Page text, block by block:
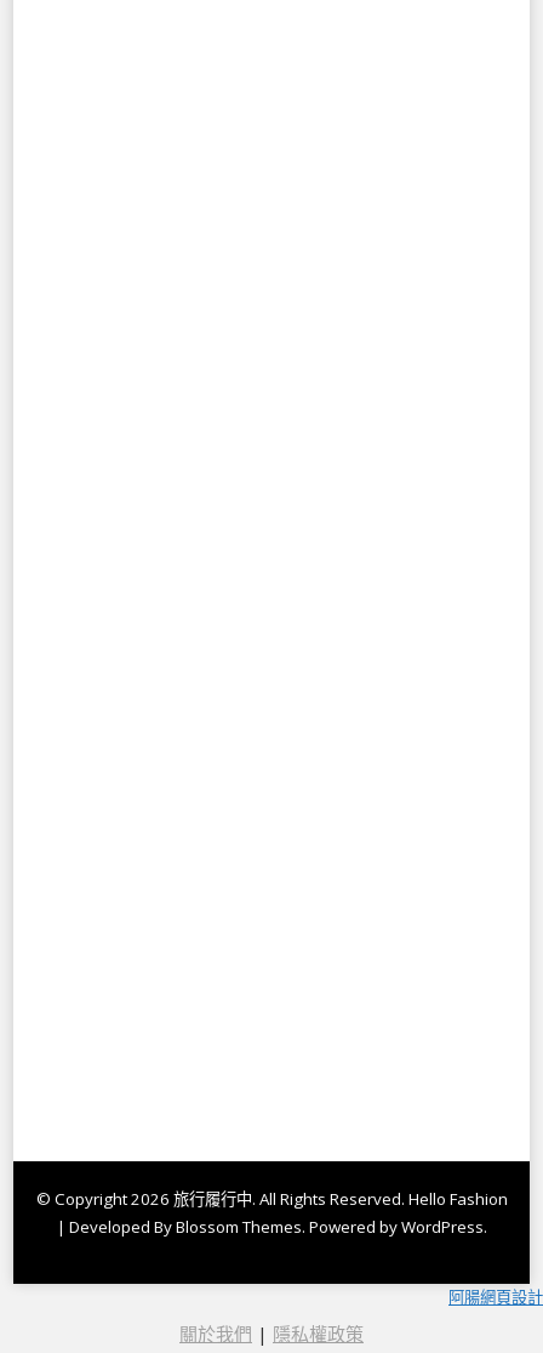
© Copyright 2026 旅行履行中. All Rights Reserved. Hello Fashion
| Developed ByBlossom Themes. Powered byWordPress.
阿腸網頁設計
關於我們 | 隱私權政策